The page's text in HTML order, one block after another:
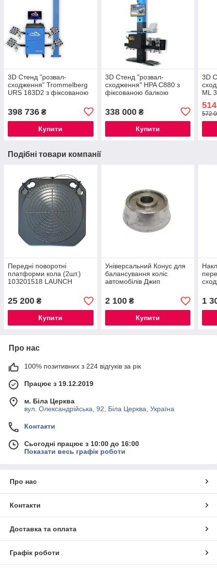
3D Стенд "розвал-
сходження" Trommelberg
URS 183D2 з фіксованою
398 736 ₴
Купити
3D Стенд "розвал-
сходження" HPA C880 з
фіксованою балкою
338 000₴
Купити
3D
ML
572
Подібні товари компанії
Пepeдні пoвopoтні
плaтфopми кoлa (2шт.)
10З201518 LAUNCH
25 200 ₴
Купити
Універсальний Конус для
балансування коліс
автомобілів Джип
2 100₴
Купити
1
Про нас
100% позитивних з 224 відгуків за рік
Працює з 19.12.2019
м. Біла Церква
вул. Олександрійська, 92, Біла Церква, Україна
Контакти
Сьогодні працює з 10:00 до 16:00
Показати весь графік роботи
Про нас
Контакти
Доставка та оплата
Графік роботи